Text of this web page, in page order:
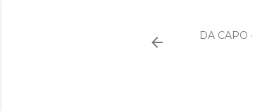
DA CAPO